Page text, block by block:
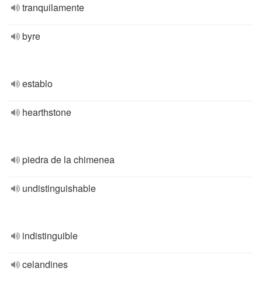
tranquilamente
byre
establo
hearthstone
piedra de la chimenea
undistinguishable
indistinguible
celandines